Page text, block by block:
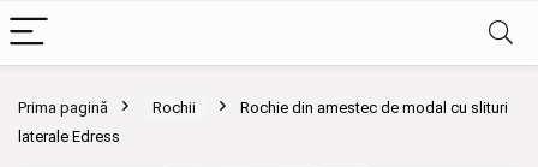
Prima pagină Rochii
Rochie din amestec de modal cu slituri
laterale Edress